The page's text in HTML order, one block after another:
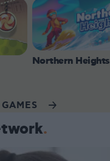
Northern Heights